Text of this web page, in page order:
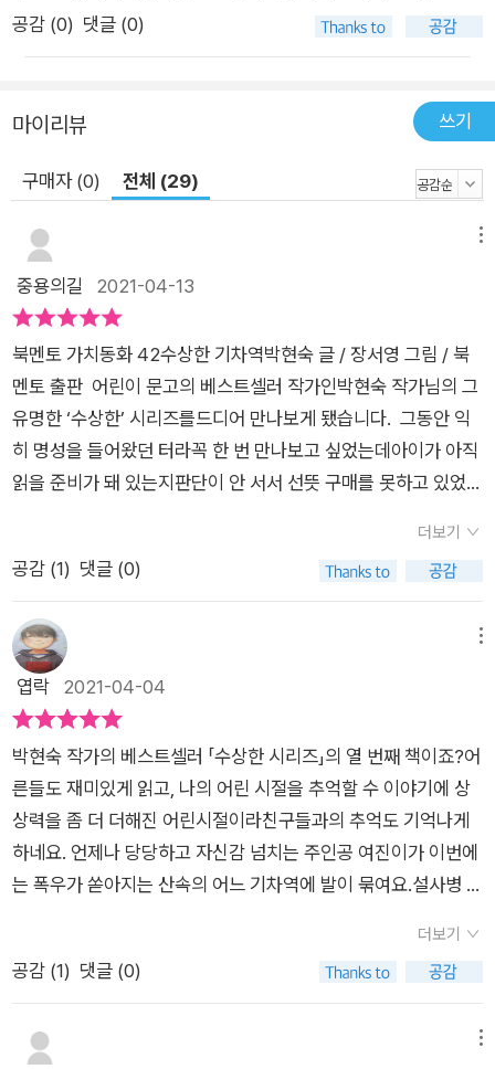
공감 (0) 댓글 (0)
마이리뷰 쓰기
구매자 (0) 전체 (29)
중용의길 2021-04-13
북멘토 가치동화 42수상한 기차역박현숙 글 / 장서영 그림 / 북
멘토 출판 어린이 문고의 베스트셀러 작가인박현숙 작가님의 그
유명한 ‘수상한’ 시리즈를드디어 만나보게 됐습니다. 그동안 익
히 명성을 들어왔던 터라꼭 한 번 만나보고 싶었는데아이가 아직
읽을 준비가 돼 있는지판단이 안 서서 선뜻 구매를 못하고 있었는
나볼 기회가 주어져냉큼 아껴두었던 ‘찬스’까지 써가며<수상한
기차역>을 만나보게 됐답니다. 결론부터 말하면,와우! 왜 수상
수 있었네요.겁이 무척이나 많은 저희 아이도“엄마, 이거 좀 무서
운데 엄청 재미있어! 이거 시리즈로 있대! 나 사줘!”라고 하더라
고요. ^^이야기는 한 역사 동아리 친구들이 박물관 견학을 하고
민종이라는 친구가 사진을 찍느라 5분 늦게 출발한 버스는내려
가는 길에 산사태가 일어나 버스는 멀쩡했지만 도로 앞뒤가 막혀
버려 오도가도 못하는 신세가 돼 버렸는데요. 하필 박물관에 가
는 길에계속 설사를 하는 친구를 돌보기 위해담당 선생님이 설사
하는 친구와 휴게소에 내리고아이들과 버스 기사님만 탄 상태였
던 지라기사님도 아이들도 더욱 불안에 떨 수밖에 없었습니다.결
국 휴게소에 있던 선생님의 조치로,버스가 오갈 수 있는 구간 안
데요.가까스로 차를 돌려 숨돌역에 도착했지만폐역이 늘 그렇듯
뭔가 음침한 분위기를 자아내고아이들은 화장실에서 ‘너무 싱싱
더보기
공감 (1) 댓글 (0)
엽락 2021-04-04
박현숙 작가의 베스트셀러 「수상한 시리즈」의 열 번째 책이죠?어
른들도 재미있게 읽고, 나의 어린 시절을 추억할 수 이야기에 상
상력을 좀 더 더해진 어린시절이라친구들과의 추억도 기억나게
하네요. 언제나 당당하고 자신감 넘치는 주인공 여진이가 이번에
는 폭우가 쏟아지는 산속의 어느 기차역에 발이 묶여요.설사병 걸
생님은 산 아래 휴게소에서 기다리기로 했어요.​버스 기사님이 아
홉 명의 아이들을 데리고 박물관을 견학하다폭우로 인해 길이 꽉
막히게 되 버리죠.오랫동안 사람이 다녀가지 않은 듯한 기차역은
귀신이 나올 것처럼 으스스하기만 한 곳에서.... 오래된 기차역에
더보기
공감 (1) 댓글 (0)